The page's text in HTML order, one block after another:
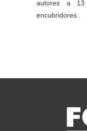
autores a
encubridores.